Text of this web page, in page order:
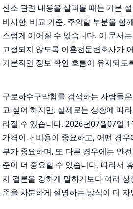
신소 관련 내용을 살펴볼 때는 기본
비사항, 비교 기준, 주의할 부분을 함
스럽게 이어질 수 있습니다. 이 문서
고정되지 않도록 이혼전문변호사가
기본적인 정보 확인 흐름이 유지되도
구로하수구막힘를 검색하는 사람들
고 싶어 하지만, 실제로는 상황에 따
라질 수 있습니다. 2026년07월07일
가격이나 비용이 중요하고, 어떤 경
부가 중요하며, 또 다른 경우에는 안
준이 더 중요할 수 있습니다. 따라서
지 결론을 강하게 말하기보다 여러
준을 차분하게 설명하는 방식이 더 자